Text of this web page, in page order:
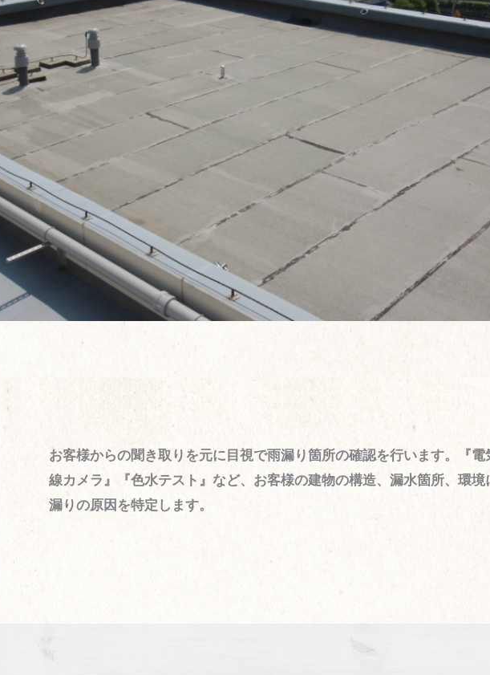
お客様からの聞き取りを元に目視で雨漏り箇所の確認を行います。『
線カメラ』『色水テスト』など、お客様の建物の構造、漏水箇所、環
漏りの原因を特定します。